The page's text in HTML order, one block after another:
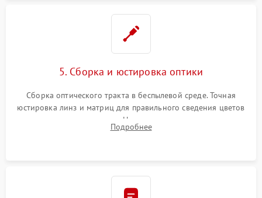
5. Сборка и юстировка оптики
Сборка оптического тракта в беспылевой среде. Точная
юстировка линз и матриц для правильного сведения цветов
и устранения размытия. Надежное подключение всех
шлейфов, установка датчиков и закрытие корпуса
Подробнее